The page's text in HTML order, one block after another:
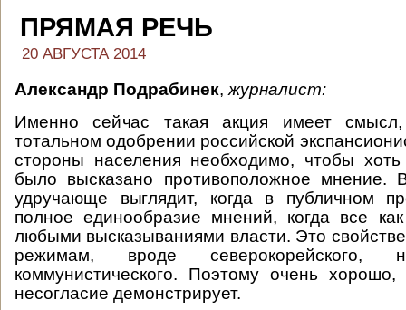
ПРЯМАЯ РЕЧЬ
20 АВГУСТА 2014
Александр Подрабинек, журналист:
Именно сейчас такая акция имеет
тотальном одобрении российской
стороны населения необходимо, чтобы
было высказано противоположное мнение.
удручающе выглядит, когда в публичном
полное единообразие мнений, когда все
любыми высказываниями власти. Это
режимам, вроде северокорейского,
коммунистического. Поэтому очень хорошо,
несогласие демонстрирует.